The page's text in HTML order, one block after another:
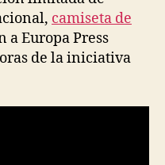
camiseta de
a Europa Press
de la iniciativa